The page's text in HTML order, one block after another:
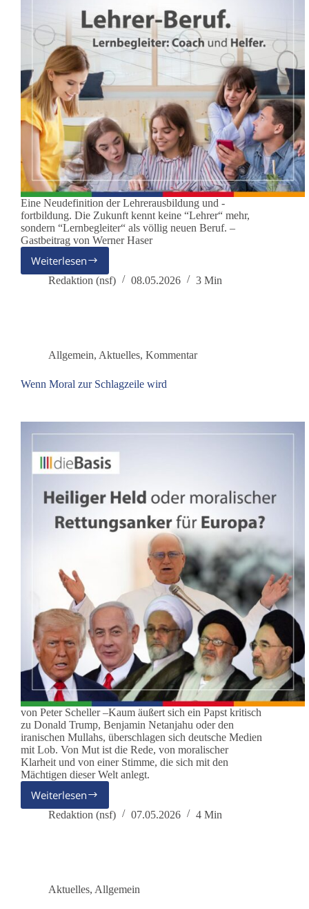
Eine Neudefinition der Lehrerausbildung und -
fortbildung. Die Zukunft kennt keine “Lehrer“ mehr,
sondern “Lernbegleiter“ als völlig neuen Beruf. –
Gastbeitrag von Werner Haser
Weiterlesen
Das
Ende
Redaktion (nsf) 08.05.2026 3 Min
Allgemein, Aktuelles, Kommentar
Wenn Moral zur Schlagzeile wird
von Peter Scheller –Kaum äußert sich ein Papst kritisch
zu Donald Trump, Benjamin Netanjahu oder den
iranischen Mullahs, überschlagen sich deutsche Medien
mit Lob. Von Mut ist die Rede, von moralischer
Klarheit und von einer Stimme, die sich mit den
Mächtigen dieser Welt anlegt.
Weiterlesen
Wenn
Moral
Redaktion (nsf) 07.05.2026 4 Min
Aktuelles, Allgemein